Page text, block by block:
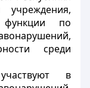
учреждения,
функции по
среди
в